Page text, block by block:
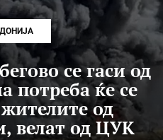
се гаси од
потреба ќе се
од
велат од ЦУК